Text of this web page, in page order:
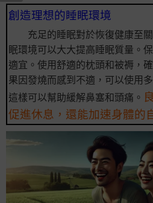
創造理想的睡眠環境
充足的睡眠對於恢復健康至
眠環境可以大大提高睡眠質量。
適宜。使用舒適的枕頭和被褥，
果因發燒而感到不適，可以使用
這樣可以幫助緩解鼻塞和頭痛。
促進休息，還能加速身體的